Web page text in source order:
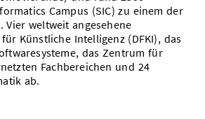
Campus (SIC) zu einem der
weltweit angesehene
Künstliche Intelligenz (DFKI), das
das Zentrum für
Fachbereichen und 24
ab.